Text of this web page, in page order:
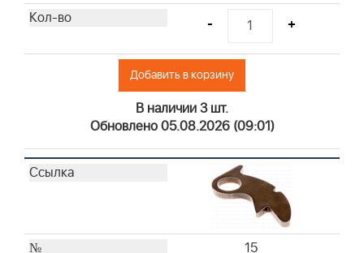
- +
Добавить в корзину
В наличии 3 шт.
Обновлено 05.08.2026 (09:01)
15